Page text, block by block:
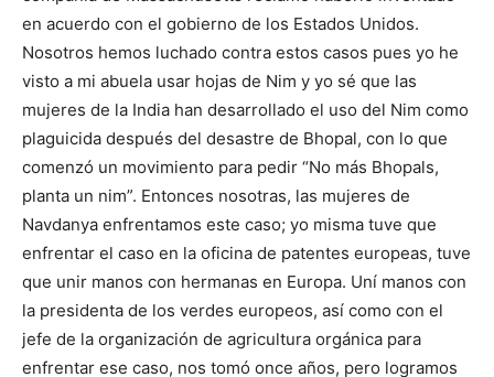
en acuerdo con el gobierno de los Estados Unidos.
Nosotros hemos luchado contra estos casos pues yo he
visto a mi abuela usar hojas de Nim y yo sé que las
mujeres de la India han desarrollado el uso del Nim como
plaguicida después del desastre de Bhopal, con lo que
comenzó un movimiento para pedir “No más Bhopals,
planta un nim”. Entonces nosotras, las mujeres de
Navdanya enfrentamos este caso; yo misma tuve que
enfrentar el caso en la oficina de patentes europeas, tuve
que unir manos con hermanas en Europa. Uní manos con
la presidenta de los verdes europeos, así como con el
jefe de la organización de agricultura orgánica para
enfrentar ese caso, nos tomó once años, pero logramos